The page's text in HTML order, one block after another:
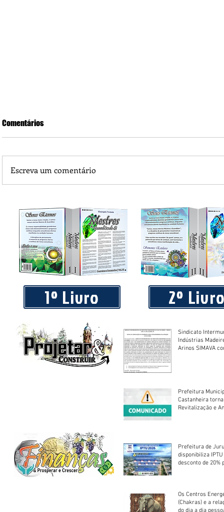
Praça 04 de Julho recebe novos equipamentos de
Comentários
Escreva um comentário
1º Livro 2º
Sindicato
Indústrias
Arinos SIMAVA convoca à
Prefeitura
Castanheira
Revitalização e
Prefeitura de
disponibiliza
desconto de 20%
Os Centros
(Chakras) e a